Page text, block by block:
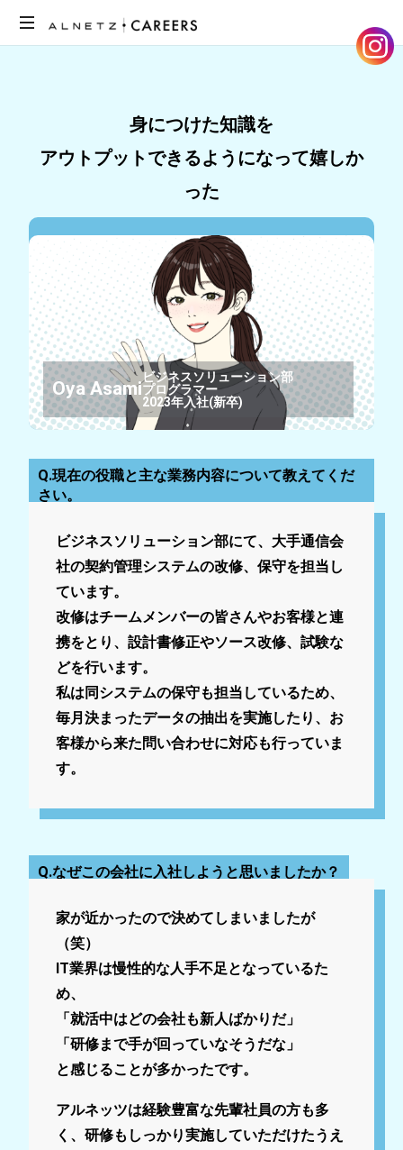
の
サ
イ
ト
で
す。
メ
ン
バ
ー
の
紹
を
中
心
採
用
に
す
る
報
を
発
信
し
ま
身につけた知識を
アウトプットできるようになって嬉しか
った
Oya Asami
ビジネスソリューション部
プログラマー
2023年入社(新卒)
Q.現在の役職と主な業務内容について教えてくだ
さい。
ビジネスソリューション部にて、大手通信会
社の契約管理システムの改修、保守を担当し
ています。
改修はチームメンバーの皆さんやお客様と連
携をとり、設計書修正やソース改修、試験な
どを行います。
私は同システムの保守も担当しているため、
毎月決まったデータの抽出を実施したり、お
客様から来た問い合わせに対応も行っていま
す。
Q.なぜこの会社に入社しようと思いましたか？
家が近かったので決めてしまいましたが
（笑）
IT業界は慢性的な人手不足となっているた
め、
「就活中はどの会社も新人ばかりだ」
「研修まで手が回っていなそうだな」
と感じることが多かったです。
アルネッツは経験豊富な先輩社員の方も多
く、研修もしっかり実施していただけたうえ